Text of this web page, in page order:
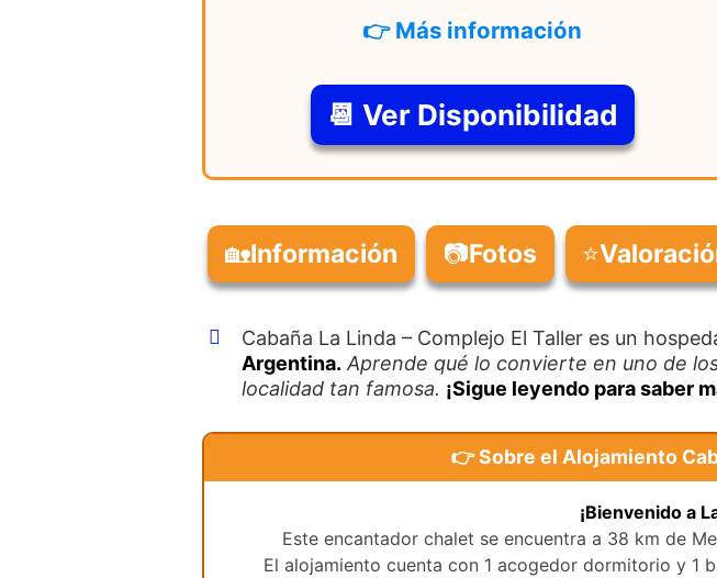
👉 Más información
📆 Ver Disponibilidad
🏡Información 📷Fotos ⭐
Cabaña La Linda – Complejo El Taller es un
Argentina. Aprende qué lo convierte en uno de
localidad tan famosa. ¡Sigue leyendo para saber
👉 Sobre el Alojamiento
¡Bienvenido a
Este encantador chalet se encuentra a 38 km de
El alojamiento cuenta con 1 acogedor dormitorio y 1